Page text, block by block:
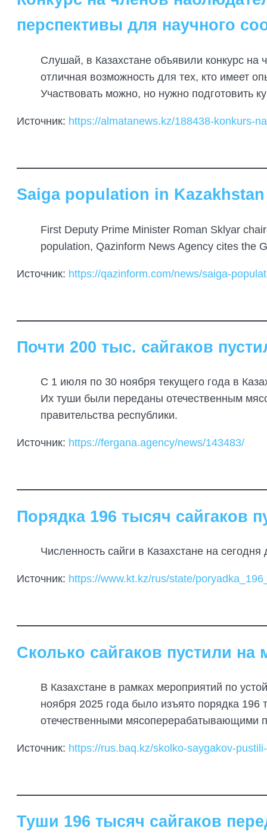
перспективы для научного
Слушай, в Казахстане объявили конкурс на
отличная возможность для тех, кто имеет
Участвовать можно, но нужно подготовить
Источник: https://almatanews.kz/188438-konkurs-
Saiga population in
First Deputy Prime Minister Roman Sklyar
population, Qazinform News Agency cites the
Источник: https://qazinform.com/news/saiga-
Почти 200 тыс. сайгаков
С 1 июля по 30 ноября текущего года в
Их туши были переданы отечественным
правительства республики.
Источник: https://fergana.agency/news/143483/
Порядка 196 тысяч сайгаков
Численность сайги в Казахстане на
Источник: https://www.kt.kz/rus/state/
Сколько сайгаков пустили на
В Казахстане в рамках мероприятий по
ноября 2025 года было изъято порядка
отечественными мясоперерабатывающими
Источник: https://rus.baq.kz/skolko-saygakov-
Туши 196 тысяч сайгаков